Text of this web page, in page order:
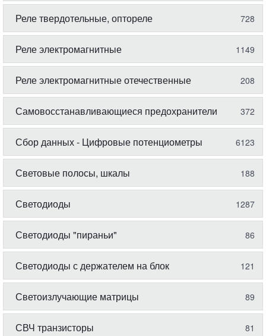
Реле твердотельные, оптореле 728
Реле электромагнитные 1149
Реле электромагнитные отечественные 208
Самовосстанавливающиеся предохранители 372
Сбор данных - Цифровые потенциометры 6123
Световые полосы, шкалы 188
Светодиоды 1287
Светодиоды "пираньи" 86
Светодиоды с держателем на блок 121
Светоизлучающие матрицы 89
СВЧ транзисторы 81